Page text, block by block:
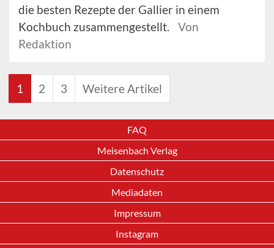
die besten Rezepte der Gallier in einem
Kochbuch zusammengestellt.
Von
Redaktion
1 2 3 Weitere Artikel
FAQ
Meisenbach Verlag
Datenschutz
Mediadaten
Impressum
Instagram